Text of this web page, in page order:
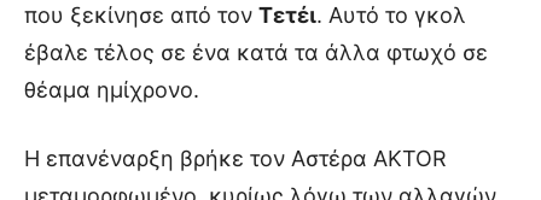
που ξεκίνησε από τον Τετέι. Αυτό το γκολ
έβαλε τέλος σε ένα κατά τα άλλα φτωχό σε
θέαμα ημίχρονο.
Η επανέναρξη βρήκε τον Αστέρα AKTOR